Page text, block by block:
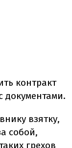
контракт
документами.
взятку,
собой,
грехов